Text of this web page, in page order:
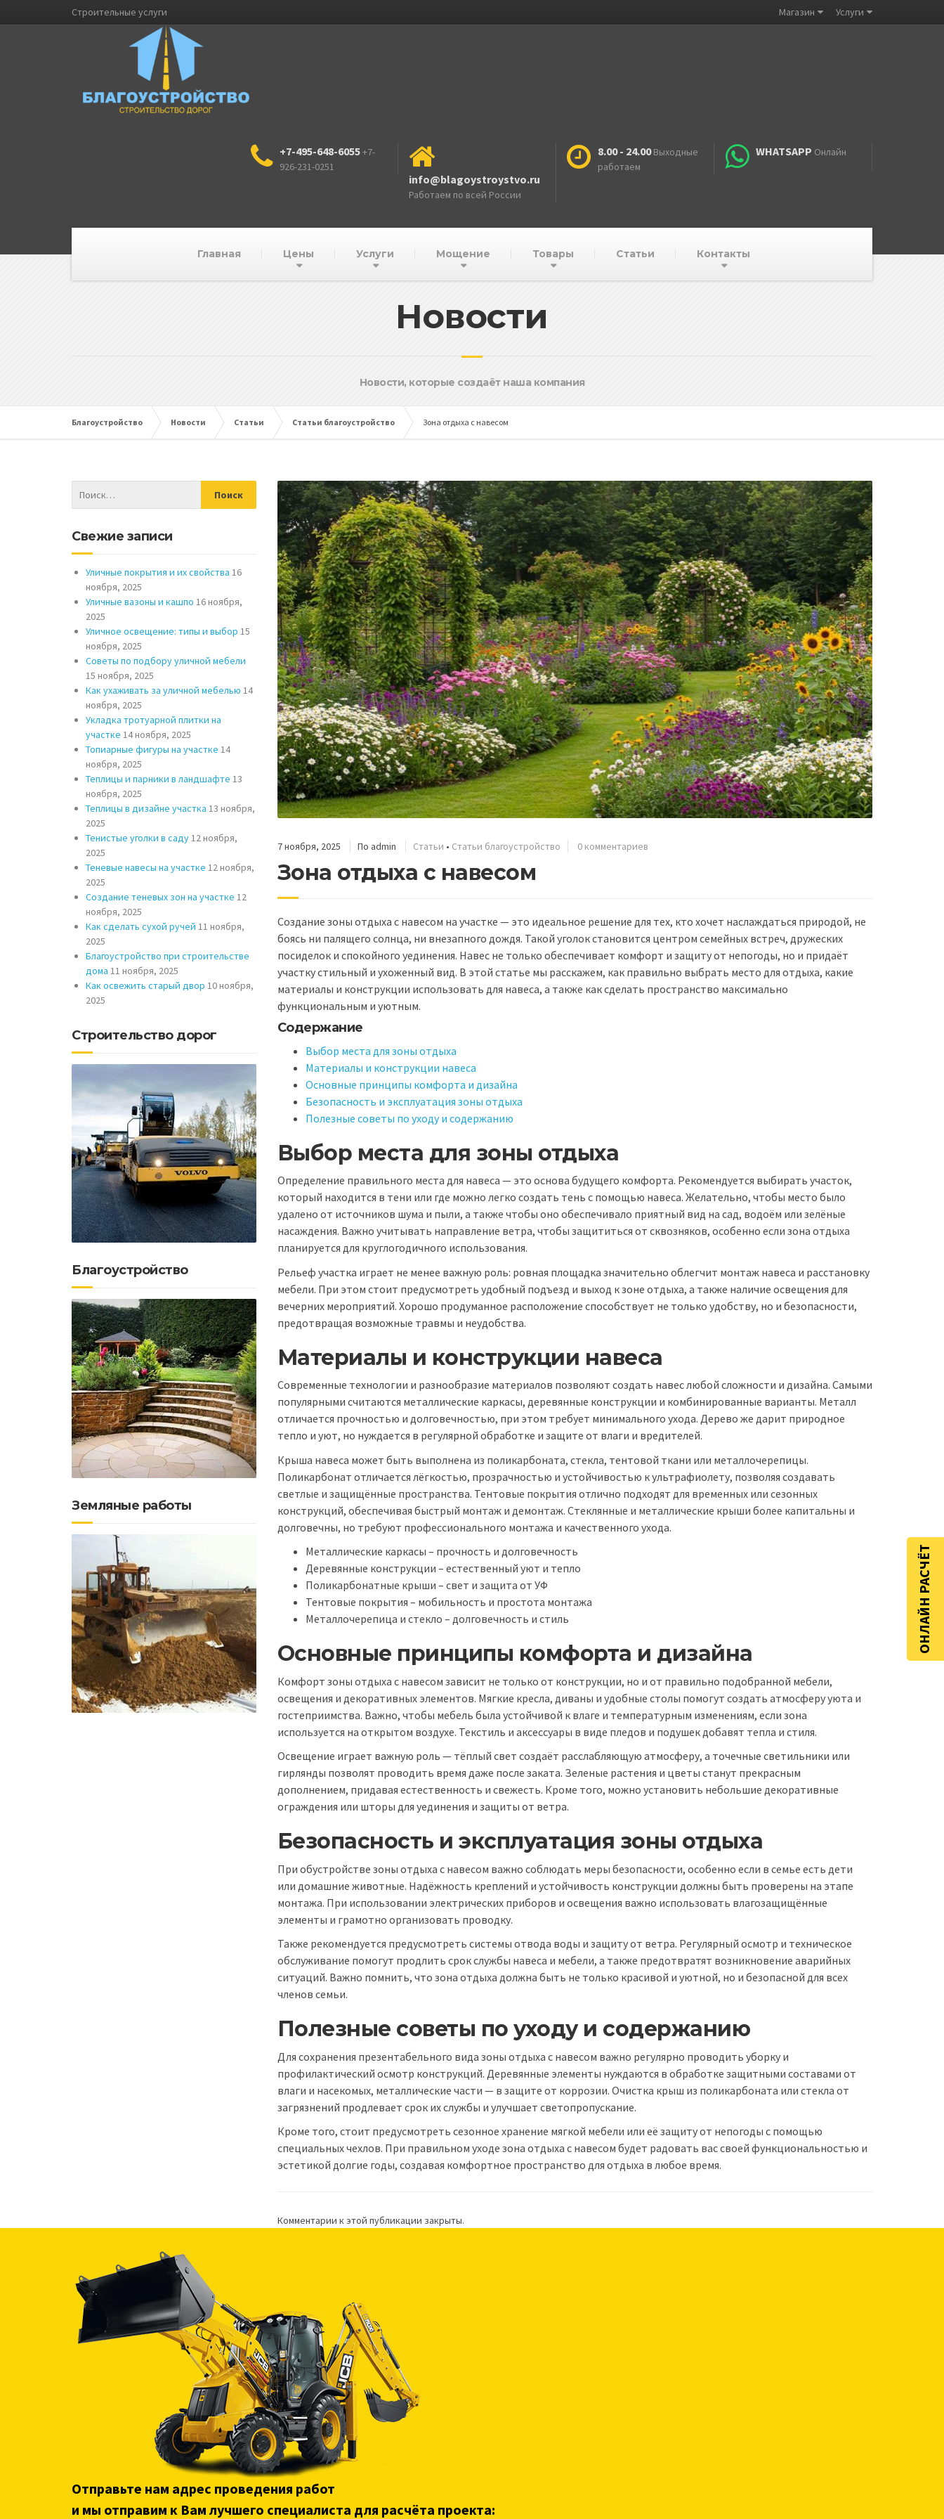
Строительные услуги Магазин Услуги
+7-495-648-6055+7-
926-231-0251
info@blagoystroystvo.ru
Работаем по всей России
8.00 - 24.00 Выходные
работаем
WHATSAPP Онлайн
Главная Цены Услуги Мощение Товары Статьи Контакты
Новости
Новости, которые создаёт наша компания
Благоустройство Новости Статьи Статьи благоустройство Зона отдыха с навесом
7 ноября, 2025 По admin Статьи • Статьи благоустройство 0 комментариев
Зона отдыха с навесом
Создание зоны отдыха с навесом на участке — это идеальное решение для тех, кто хочет наслаждаться природой, не
боясь ни палящего солнца, ни внезапного дождя. Такой уголок становится центром семейных встреч, дружеских
посиделок и спокойного уединения. Навес не только обеспечивает комфорт и защиту от непогоды, но и придаёт
участку стильный и ухоженный вид. В этой статье мы расскажем, как правильно выбрать место для отдыха, какие
материалы и конструкции использовать для навеса, а также как сделать пространство максимально
функциональным и уютным.
Содержание
Выбор места для зоны отдыха
Материалы и конструкции навеса
Основные принципы комфорта и дизайна
Безопасность и эксплуатация зоны отдыха
Полезные советы по уходу и содержанию
Выбор места для зоны отдыха
Определение правильного места для навеса — это основа будущего комфорта. Рекомендуется выбирать участок,
который находится в тени или где можно легко создать тень с помощью навеса. Желательно, чтобы место было
удалено от источников шума и пыли, а также чтобы оно обеспечивало приятный вид на сад, водоём или зелёные
насаждения. Важно учитывать направление ветра, чтобы защититься от сквозняков, особенно если зона отдыха
планируется для круглогодичного использования.
Рельеф участка играет не менее важную роль: ровная площадка значительно облегчит монтаж навеса и расстановку
мебели. При этом стоит предусмотреть удобный подъезд и выход к зоне отдыха, а также наличие освещения для
вечерних мероприятий. Хорошо продуманное расположение способствует не только удобству, но и безопасности,
предотвращая возможные травмы и неудобства.
Материалы и конструкции навеса
Современные технологии и разнообразие материалов позволяют создать навес любой сложности и дизайна. Самыми
популярными считаются металлические каркасы, деревянные конструкции и комбинированные варианты. Металл
отличается прочностью и долговечностью, при этом требует минимального ухода. Дерево же дарит природное
тепло и уют, но нуждается в регулярной обработке и защите от влаги и вредителей.
Крыша навеса может быть выполнена из поликарбоната, стекла, тентовой ткани или металлочерепицы.
Поликарбонат отличается лёгкостью, прозрачностью и устойчивостью к ультрафиолету, позволяя создавать
светлые и защищённые пространства. Тентовые покрытия отлично подходят для временных или сезонных
конструкций, обеспечивая быстрый монтаж и демонтаж. Стеклянные и металлические крыши более капитальны и
долговечны, но требуют профессионального монтажа и качественного ухода.
Металлические каркасы – прочность и долговечность
Деревянные конструкции – естественный уют и тепло
Поликарбонатные крыши – свет и защита от УФ
Тентовые покрытия – мобильность и простота монтажа
Металлочерепица и стекло – долговечность и стиль
Основные принципы комфорта и дизайна
Комфорт зоны отдыха с навесом зависит не только от конструкции, но и от правильно подобранной мебели,
освещения и декоративных элементов. Мягкие кресла, диваны и удобные столы помогут создать атмосферу уюта и
гостеприимства. Важно, чтобы мебель была устойчивой к влаге и температурным изменениям, если зона
используется на открытом воздухе. Текстиль и аксессуары в виде пледов и подушек добавят тепла и стиля.
Освещение играет важную роль — тёплый свет создаёт расслабляющую атмосферу, а точечные светильники или
гирлянды позволят проводить время даже после заката. Зеленые растения и цветы станут прекрасным
дополнением, придавая естественность и свежесть. Кроме того, можно установить небольшие декоративные
ограждения или шторы для уединения и защиты от ветра.
Безопасность и эксплуатация зоны отдыха
При обустройстве зоны отдыха с навесом важно соблюдать меры безопасности, особенно если в семье есть дети
или домашние животные. Надёжность креплений и устойчивость конструкции должны быть проверены на этапе
монтажа. При использовании электрических приборов и освещения важно использовать влагозащищённые
элементы и грамотно организовать проводку.
Также рекомендуется предусмотреть системы отвода воды и защиту от ветра. Регулярный осмотр и техническое
обслуживание помогут продлить срок службы навеса и мебели, а также предотвратят возникновение аварийных
ситуаций. Важно помнить, что зона отдыха должна быть не только красивой и уютной, но и безопасной для всех
членов семьи.
Полезные советы по уходу и содержанию
Для сохранения презентабельного вида зоны отдыха с навесом важно регулярно проводить уборку и
профилактический осмотр конструкций. Деревянные элементы нуждаются в обработке защитными составами от
влаги и насекомых, металлические части — в защите от коррозии. Очистка крыш из поликарбоната или стекла от
загрязнений продлевает срок их службы и улучшает светопропускание.
Кроме того, стоит предусмотреть сезонное хранение мягкой мебели или её защиту от непогоды с помощью
специальных чехлов. При правильном уходе зона отдыха с навесом будет радовать вас своей функциональностью и
эстетикой долгие годы, создавая комфортное пространство для отдыха в любое время.
Комментарии к этой публикации закрыты.
Свежие записи
Уличные покрытия и их свойства 16
ноября, 2025
Уличные вазоны и кашпо 16 ноября,
2025
Уличное освещение: типы и выбор 15
ноября, 2025
Советы по подбору уличной мебели
15 ноября, 2025
Как ухаживать за уличной мебелью 14
ноября, 2025
Укладка тротуарной плитки на
участке 14 ноября, 2025
Топиарные фигуры на участке 14
ноября, 2025
Теплицы и парники в ландшафте 13
ноября, 2025
Теплицы в дизайне участка 13 ноября,
2025
Тенистые уголки в саду12 ноября,
2025
Теневые навесы на участке 12 ноября,
2025
Создание теневых зон на участке 12
ноября, 2025
Как сделать сухой ручей 11 ноября,
2025
Благоустройство при строительстве
дома 11 ноября, 2025
Как освежить старый двор 10 ноября,
2025
Строительство дорог
Благоустройство
Земляные работы
ОНЛАЙН РАСЧЁТ
Отправьте нам адрес проведения работ
и мы отправим к Вам лучшего специалиста для расчёта проекта: